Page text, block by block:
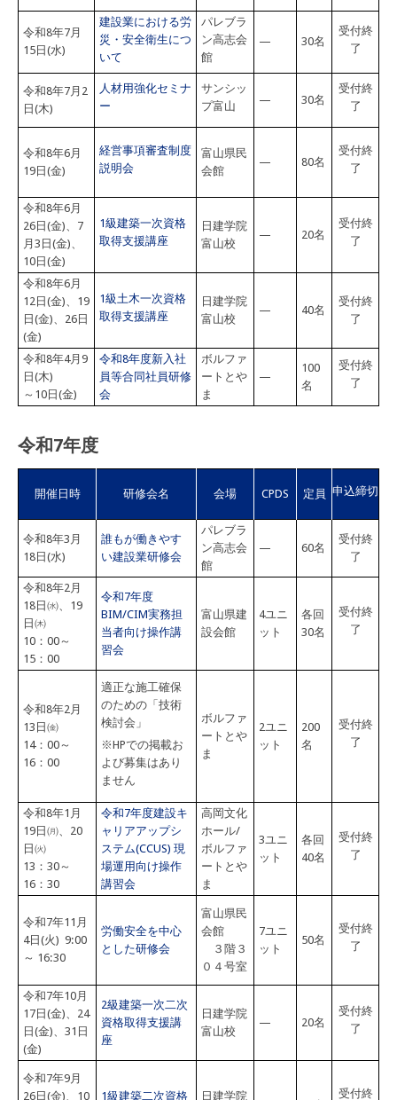
令和8年7月
15日(水)
建設業における労
災・安全衛生につ
いて
パレブラ
ン高志会
館
— 30名
受付終
了
令和8年7月2
日(木)
人材用強化セミナ
ー
サンシッ
プ富山
— 30名
受付終
了
令和8年6月
19日(金)
経営事項審査制度
説明会
富山県民
会館
— 80名
受付終
了
令和8年6月
26日(金)、7
月3日(金)、
10日(金)
1級建築一次資格
取得支援講座
日建学院
富山校
— 20名
受付終
了
令和8年6月
12日(金)、19
日(金)、26日
(金)
1級土木一次資格
取得支援講座
日建学院
富山校
— 40名
受付終
了
令和8年4月9
日(木)
～10日(金)
令和8年度新入社
員等合同社員研修
会
ボルファ
ートとや
ま
—
100
名
受付終
了
令和7年度
開催日時 研修会名 会場 CPDS 定員 申込締切
令和8年3月
18日(水)
誰もが働きやす
い建設業研修会
パレブラ
ン高志会
館
— 60名
受付終
了
令和8年2月
18日㈬、19
日㈭
10：00～
15：00
令和7年度
BIM/CIM実務担
当者向け操作講
習会
富山県建
設会館
4ユニ
ット
各回
30名
受付終
了
令和8年2月
13日㈮
14：00～
16：00
適正な施工確保
のための「技術
検討会」
※HPでの掲載お
よび募集はあり
ません
ボルファ
ートとや
ま
2ユニ
ット
200
名
受付終
了
令和8年1月
19日㈪、20
日㈫
13：30～
16：30
令和7年度建設キ
ャリアアップシ
ステム(CCUS) 現
場運用向け操作
講習会
高岡文化
ホール/
ボルファ
ートとや
ま
3ユニ
ット
各回
40名
受付終
了
令和7年11月
4日(火) 9:00
～ 16:30
労働安全を中心
とした研修会
富山県民
会館
３階３
０４号室
7ユニ
ット
50名
受付終
了
令和7年10月
17日(金)、24
日(金)、31日
(金)
2級建築一次二次
資格取得支援講
座
日建学院
富山校
— 20名
受付終
了
令和7年9月
26日(金)、10
1級建築二次資格 日建学院 受付終